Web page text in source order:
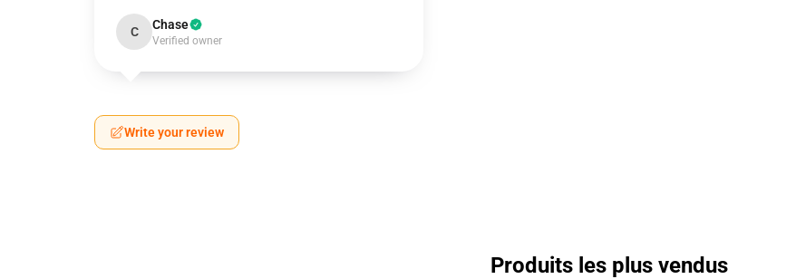
C Chase
Verified owner
Write your review
Produits les plus vendus